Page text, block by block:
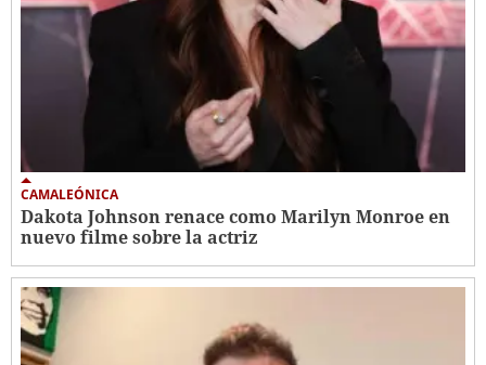
CAMALEÓNICA
Dakota Johnson renace como Marilyn Monroe en
nuevo filme sobre la actriz